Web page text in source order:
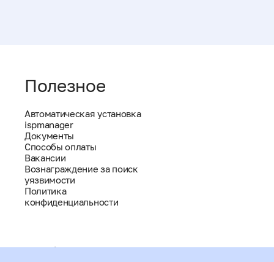
Полезное
Автоматическая установка
ispmanager
Документы
Способы оплаты
Вакансии
Вознаграждение за поиск
уязвимости
Политика
конфиденциальности
help@ispmanager.ru